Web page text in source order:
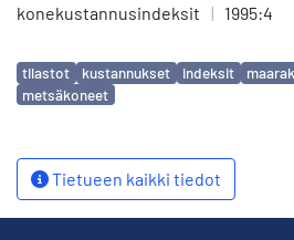
konekustannusindeksit
| 1995:4
Avainsanat
tilastot kustannukset indeksit
metsäkoneet
Tietueen kaikki tiedot